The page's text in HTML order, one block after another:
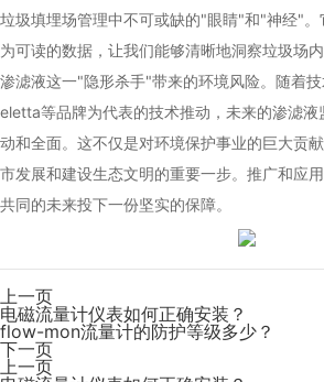
垃圾填埋场管理中不可或缺的"眼睛"和"神经"
为可读的数据，让我们能够清晰地洞察垃圾场
渗滤液这一"隐形杀手"带来的环境风险。随着
eletta等品牌为代表的技术推动，未来的渗滤液
动和全面。这不仅是对环境保护事业的巨大贡
市发展和建设生态文明的重要一步。推广和应
共同的未来投下一份坚实的保障。
上一页
电磁流量计仪表如何正确安装？
flow-mon流量计的防护等级多少？
下一页
上一页